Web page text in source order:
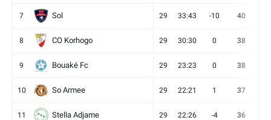
7 Sol 29 33:43 -10 40
8 CO Korhogo 29 30:30 0 38
9 Bouaké Fc 29 23:23 0 38
10 So Armee 29 22:21 1 37
11 Stella Adjame 29 22:26 -4 36